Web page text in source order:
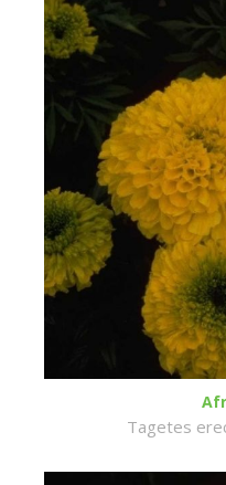
Tagetes